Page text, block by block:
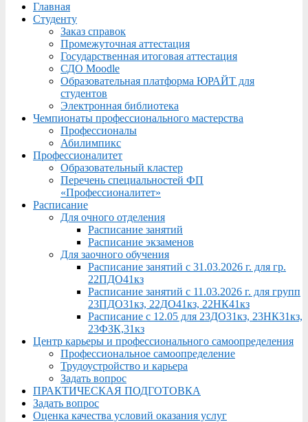
Menu
Главная
Студенту
Заказ справок
Промежуточная аттестация
Государственная итоговая аттестация
СДО Moodle
Образовательная платформа ЮРАЙТ для
студентов
Электронная библиотека
Чемпионаты профессионального мастерства
Профессионалы
Абилимпикс
Профессионалитет
Образовательный кластер
Перечень специальностей ФП
«Профессионалитет»
Расписание
Для очного отделения
Расписание занятий
Расписание экзаменов
Для заочного обучения
Расписание занятий с 31.03.2026 г. для гр.
22ПДО41кз
Расписание занятий с 11.03.2026 г. для групп
23ПДО31кз, 22ДО41кз, 22НК41кз
Расписание с 12.05 для 23ДО31кз, 23НК31кз,
23ФЗК,31кз
Центр карьеры и профессионального самоопределения
Профессиональное самоопределение
Трудоустройство и карьера
Задать вопрос
ПРАКТИЧЕСКАЯ ПОДГОТОВКА
Задать вопрос
Оценка качества условий оказания услуг